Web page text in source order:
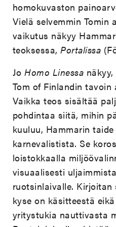
homokuvaston
Vielä selvemmin Tomin
vaikutus näkyy
teoksessa,Portalissa
JoHomo Linessa
Tom of Finlandin tavoin
Vaikka teos sisältää
pohdintaa siitä, mihin
kuuluu, Hammarin
karnevalistista. Se
loistokkaalla
visuaalisesti
ruotsinlaivalle. Kirjoitan
kyse on käsitteestä
yritystukia nauttivasta